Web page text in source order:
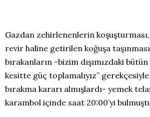
Gazdan zehirlenenlerin
revir haline getirilen koğuşa
bırakanların -bizim dışımızdaki
kesitte güç toplamalıyız”
bırakma kararı almışlardı- yemek
karambol içinde saat 20:00’yi